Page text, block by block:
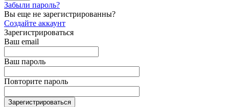
Забыли пароль?
Вы еще не зарегистрированны?
Создайте аккаунт
Зарегистрироваться
Ваш email
Ваш пароль
Повторите пароль